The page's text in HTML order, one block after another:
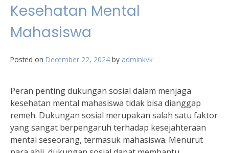
Kesehatan Mental
Mahasiswa
Posted on December 22, 2024 by adminkvk
Peran penting dukungan sosial dalam menjaga
kesehatan mental mahasiswa tidak bisa dianggap
remeh. Dukungan sosial merupakan salah satu faktor
yang sangat berpengaruh terhadap kesejahteraan
mental seseorang, termasuk mahasiswa. Menurut